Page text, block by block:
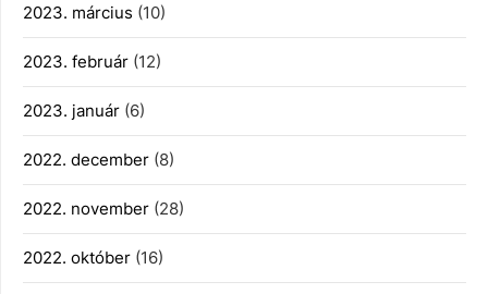
2023. március (10)
2023. február (12)
2023. január (6)
2022. december (8)
2022. november (28)
2022. október (16)